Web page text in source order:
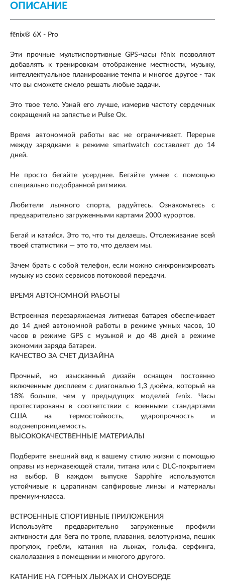
ОПИСАНИЕ
fēnix® 6X - Pro
Эти прочные мультиспортивные GPS-часы fēnix позволяют
добавлять к тренировкам отображение местности, музыку,
интеллектуальное планирование темпа и многое другое - так
что вы сможете смело решать любые задачи.
Это твое тело. Узнай его лучше, измерив частоту сердечных
сокращений на запястье и Pulse Ox.
Время автономной работы вас не ограничивает. Перерыв
между зарядками в режиме smartwatch составляет до 14
дней.
Не просто бегайте усерднее. Бегайте умнее с помощью
специально подобранной ритмики.
Любители лыжного спорта, радуйтесь. Ознакомьтесь с
предварительно загруженными картами 2000 курортов.
Бегай и катайся. Это то, что ты делаешь. Отслеживание всей
твоей статистики — это то, что делаем мы.
Зачем брать с собой телефон, если можно синхронизировать
музыку из своих сервисов потоковой передачи.
ВРЕМЯ АВТОНОМНОЙ РАБОТЫ
Встроенная перезаряжаемая литиевая батарея обеспечивает
до 14 дней автономной работы в режиме умных часов, 10
часов в режиме GPS с музыкой и до 48 дней в режиме
экономии заряда батареи.
КАЧЕСТВО ЗА СЧЕТ ДИЗАЙНА
Прочный, но изысканный дизайн оснащен постоянно
включенным дисплеем с диагональю 1,3 дюйма, который на
18% больше, чем у предыдущих моделей fēnix. Часы
протестированы в соответствии с военными стандартами
США на термостойкость, ударопрочность и
водонепроницаемость.
ВЫСОКОКАЧЕСТВЕННЫЕ МАТЕРИАЛЫ
Подберите внешний вид к вашему стилю жизни с помощью
оправы из нержавеющей стали, титана или с DLC-покрытием
на выбор. В каждом выпуске Sapphire используются
устойчивые к царапинам сапфировые линзы и материалы
премиум-класса.
ВСТРОЕННЫЕ СПОРТИВНЫЕ ПРИЛОЖЕНИЯ
Используйте предварительно загруженные профили
активности для бега по тропе, плавания, велотуризма, пеших
прогулок, гребли, катания на лыжах, гольфа, серфинга,
скалолазания в помещении и многого другого.
КАТАНИЕ НА ГОРНЫХ ЛЫЖАХ И СНОУБОРДЕ